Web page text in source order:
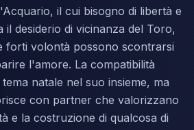
il cui bisogno di libertà e
il desiderio di vicinanza del Toro,
forti volontà possono scontrarsi
l'amore. La compatibilità
natale nel suo insieme, ma
con partner che valorizzano
e la costruzione di qualcosa di